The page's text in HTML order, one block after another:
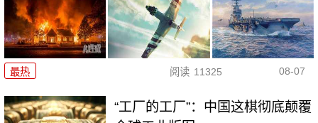
最热 阅读 11325 08-07
“工厂的工厂”：中国这棋彻底颠覆